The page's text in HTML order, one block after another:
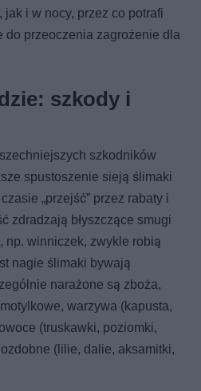
i w nocy, przez co potrafi
do przeoczenia zagrożenie dla
szkody i
szkodników
spustoszenie sieją ślimaki
„przejść” przez rabaty i
zdradzają błyszczące smugi
np. winniczek, zwykle robią
nagie ślimaki bywają
narażone są zboża,
warzywa (kapusta,
(truskawki, poziomki,
(lilie, dalie, aksamitki,